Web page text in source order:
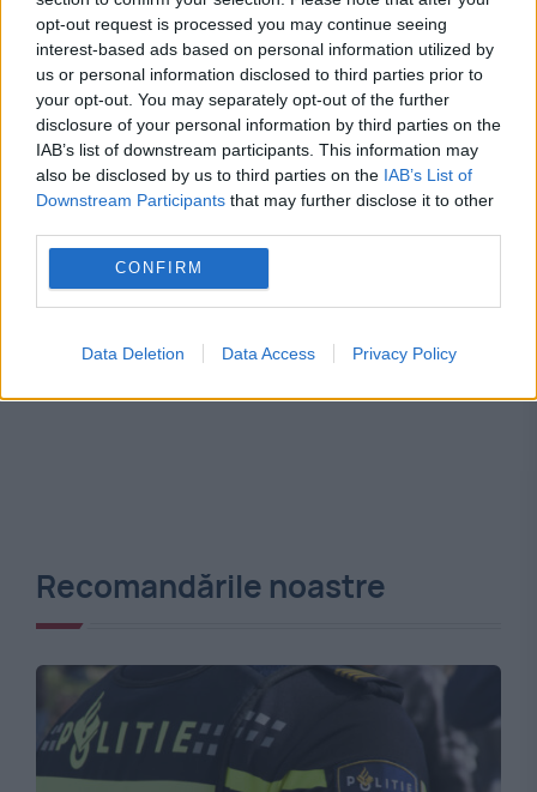
opt-out request is processed you may continue seeing
interest-based ads based on personal information utilized by
us or personal information disclosed to third parties prior to
your opt-out. You may separately opt-out of the further
disclosure of your personal information by third parties on the
IAB’s list of downstream participants. This information may
also be disclosed by us to third parties on the IAB’s List of
Downstream Participants that may further disclose it to other
CONFIRM
Data Deletion Data Access Privacy Policy
podgorie tineri ungaria vin
Recomandările noastre